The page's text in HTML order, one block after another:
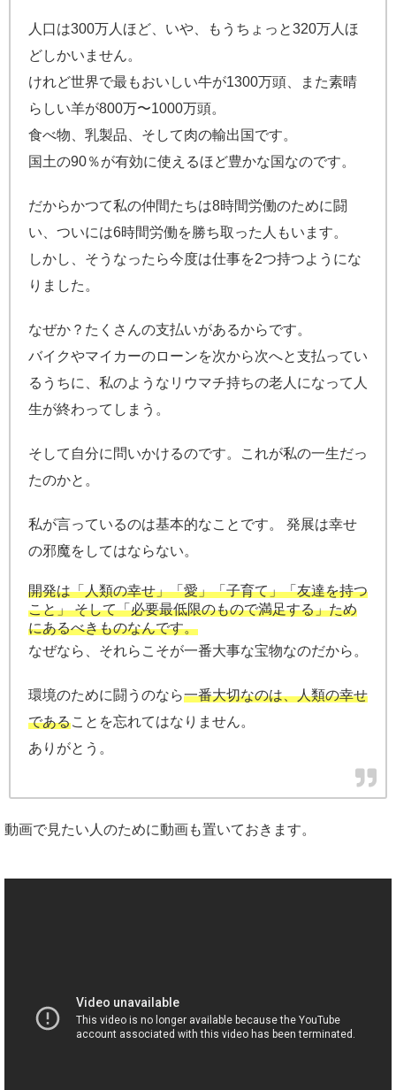
人口は300万人ほど、いや、もうちょっと320万人ほ
どしかいません。
けれど世界で最もおいしい牛が1300万頭、また素晴
らしい羊が800万〜1000万頭。
食べ物、乳製品、そして肉の輸出国です。
国土の90％が有効に使えるほど豊かな国なのです。
だからかつて私の仲間たちは8時間労働のために闘
い、ついには6時間労働を勝ち取った人もいます。
しかし、そうなったら今度は仕事を2つ持つようにな
りました。
なぜか？たくさんの支払いがあるからです。
バイクやマイカーのローンを次から次へと支払ってい
るうちに、私のようなリウマチ持ちの老人になって人
生が終わってしまう。
そして自分に問いかけるのです。これが私の一生だっ
たのかと。
私が言っているのは基本的なことです。 発展は幸せ
の邪魔をしてはならない。
開発は「人類の幸せ」「愛」「子育て」「友達を持つ
こと」 そして「必要最低限のもので満足する」ため
にあるべきものなんです。
なぜなら、それらこそが一番大事な宝物なのだから。
環境のために闘うのなら一番大切なのは、人類の幸せ
であることを忘れてはなりません。
ありがとう。
動画で見たい人のために動画も置いておきます。